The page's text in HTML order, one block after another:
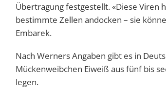
Übertragung festgestellt. «Diese Viren
bestimmte Zellen andocken – sie
Embarek.
Nach Werners Angaben gibt es in
Mückenweibchen Eiweiß aus fünf bis
legen.